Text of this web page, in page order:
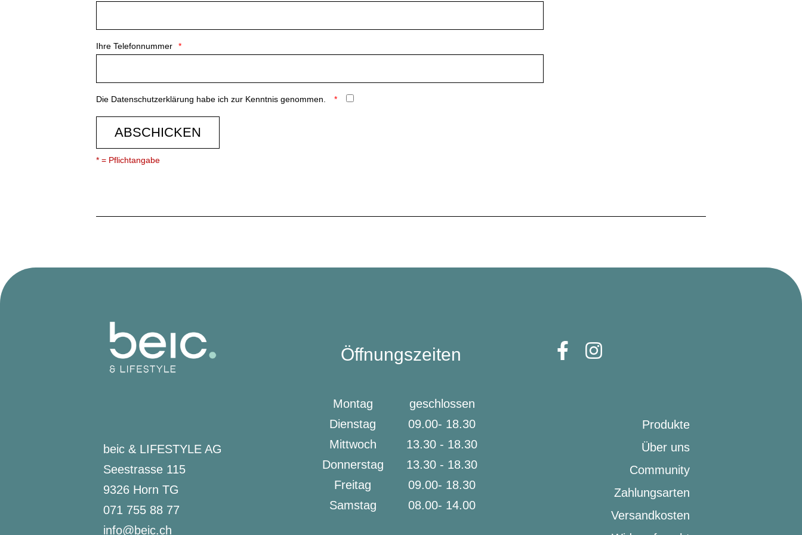
Ihre Telefonnummer
Die Datenschutzerklärung habe ich zur Kenntnis genommen.
ABSCHICKEN
* = Pflichtangabe
beic & LIFESTYLE AG
Seestrasse 115
9326 Horn TG
071 755 88 77
info@beic.ch
Öffnungszeiten
Montag
geschlossen
Dienstag
09.00- 18.30
Mittwoch
13.30 - 18.30
Donnerstag
13.30 - 18.30
Freitag
09.00- 18.30
Samstag
08.00- 14.00
Produkte
Über uns
Community
Zahlungsarten
Versandkosten